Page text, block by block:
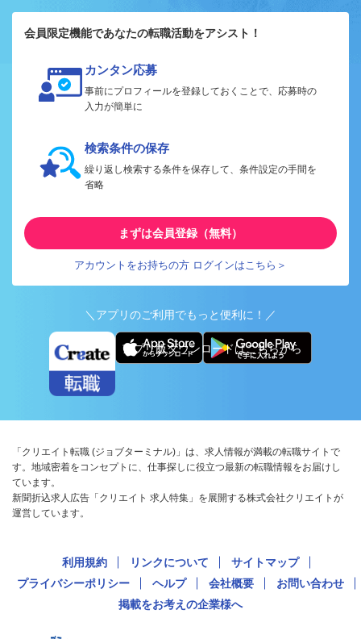
会員限定機能であなたの転職活動をアシスト！
カンタン応募
事前にプロフィールを登録しておくことで、応募時の
入力が簡単に
検索条件の保存
繰り返し検索する条件を保存して、条件設定の手間を
省略
まずは会員登録（無料）
アカウントをお持ちの方 ログインはこちら＞
＼アプリのご利用でもっと便利に！／
アプリ版ダウンロードはこちらから
「クリエイト転職 (ジョブターミナル)」は、求人情報が満載の転職サイトで
す。地域密着をコンセプトに、仕事探しに役立つ最新の転職情報をお届けし
ています。
新聞折込求人広告「クリエイト 求人特集」を展開する株式会社クリエイトが
運営しています。
利用規約 リンクについて
サイトマップ
プライバシーポリシー
ヘルプ 会社概要
お問い合わせ
掲載をお考えの企業様へ